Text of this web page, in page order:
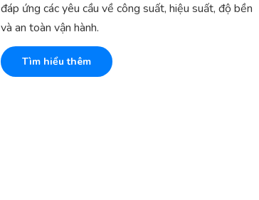
đáp ứng các yêu cầu về công suất, hiệu suất, độ bền
và an toàn vận hành.
Tìm hiểu thêm